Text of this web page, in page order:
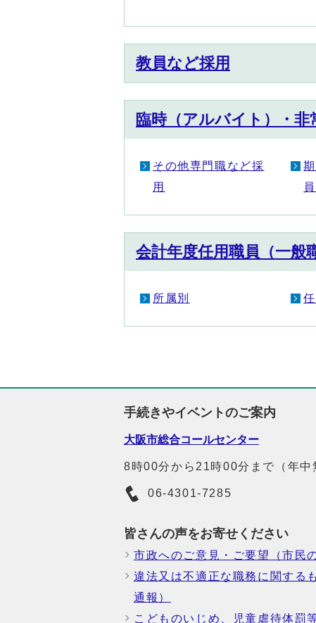
教員など採用
臨時（アルバイト）・
その他専門職など採
用
会計年度任用職員（一般
所属別
手続きやイベントのご案内
大阪市総合コールセンター
8時00分から21時00分まで（年中
06-4301-7285
皆さんの声をお寄せください
市政へのご意見・ご要望（市民
違法又は不適正な職務に関する
通報）
こどものいじめ、児童虐待体罰